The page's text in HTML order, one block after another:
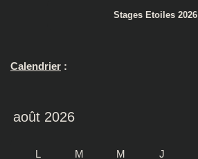
Stages Etoiles 2026
Calendrier :
L M M J